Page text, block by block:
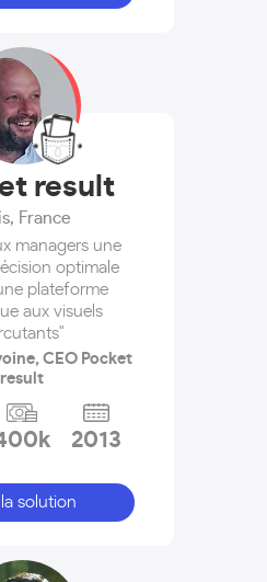
result
, France
managers une
optimale
plateforme
aux visuels
CEO Pocket
result
2013
solution